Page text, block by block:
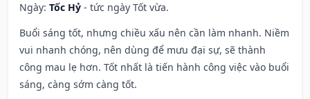
Ngày: Tốc Hỷ - tức ngày Tốt vừa.
Buổi sáng tốt, nhưng chiều xấu nên cần làm nhanh. Niềm
vui nhanh chóng, nên dùng để mưu đại sự, sẽ thành
công mau lẹ hơn. Tốt nhất là tiến hành công việc vào buổi
sáng, càng sớm càng tốt.